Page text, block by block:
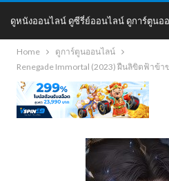
ดูหนังออนไลน์ ดูซีรี่ย์ออนไลน์ ดูการ์ตูนออ
DoDoNung
Home
ดูการ์ตูนออนไลน์
Renegade Immortal (2023) ฝืนลิขิตฟ้าข้า